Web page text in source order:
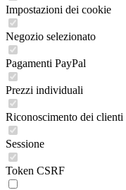
Impostazioni dei cookie
Negozio selezionato
Pagamenti PayPal
Prezzi individuali
Riconoscimento dei clienti
Sessione
Token CSRF